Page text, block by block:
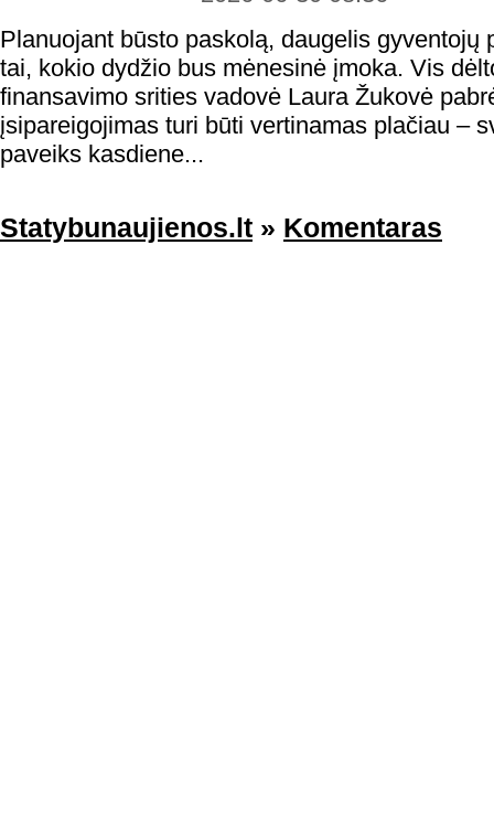
Planuojant būsto paskolą, daugelis gyventojų
tai, kokio dydžio bus mėnesinė įmoka. Vis
finansavimo srities vadovė Laura Žukovė
įsipareigojimas turi būti vertinamas plačiau –
paveiks kasdiene...
Statybunaujienos.lt » Komentaras